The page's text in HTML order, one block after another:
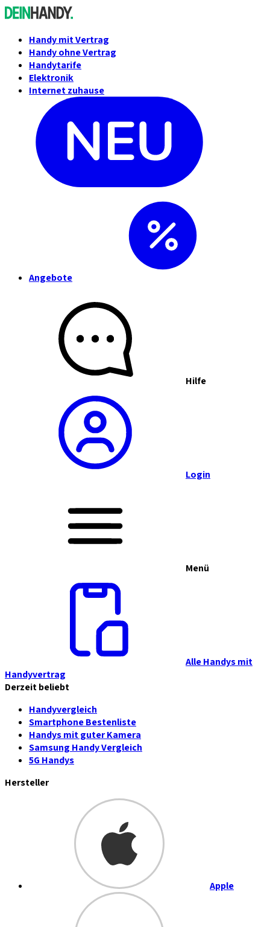
Handy mit Vertrag
Handy ohne Vertrag
Handytarife
Elektronik
Internet zuhause
Angebote
Hilfe
Login
Menü
Alle Handys mit
Handyvertrag
Derzeit beliebt
Handyvergleich
Smartphone Bestenliste
Handys mit guter Kamera
Samsung Handy Vergleich
5G Handys
Hersteller
Apple